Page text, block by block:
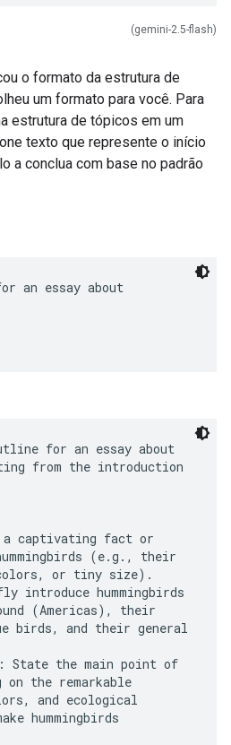
(gemini-2.5-flash)
o formato da estrutura de
um formato para você. Para
estrutura de tópicos em um
texto que represente o início
a conclua com base no padrão
an essay about
for an essay about
from the introduction
captivating fact or
(e.g., their
or tiny size).
introduce hummingbirds
(Americas), their
birds, and their general
State the main point of
the remarkable
and ecological
hummingbirds